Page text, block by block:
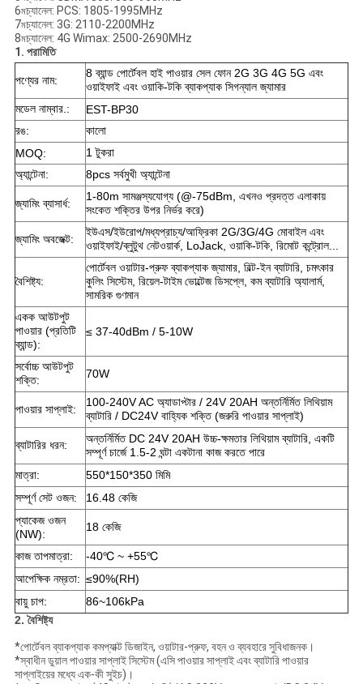
6মচ্যানেল: PCS: 1805-1995MHz
7মচ্যানেল: 3G: 2110-2200MHz
8মচ্যানেল: 4G Wimax: 2500-2690MHz
1. পরামিতি
পণ্যের নাম:
8 ব্যান্ড পোর্টেবল হাই পাওয়ার সেল ফোন 2G 3G 4G 5G এবং
ওয়াইফাই এবং ওয়াকি-টকি ব্যাকপ্যাক সিগন্যাল জ্যামার
মডেল নাম্বার.:
EST-BP30
রঙ:
কালো
MOQ:
1 টুকরা
অ্যান্টেনা:
8pcs সর্বমুখী অ্যান্টেনা
জ্যামিং ব্যাসার্ধ:
1-80m সামঞ্জস্যযোগ্য (@-75dBm, এখনও প্রদত্ত এলাকায়
সংকেত শক্তির উপর নির্ভর করে)
জ্যামিং অবজেক্ট:
ইউএস/ইউরোপ/মধ্যপ্রাচ্য/আফ্রিকা 2G/3G/4G মোবাইল এবং
ওয়াইফাই/ব্লুটুথ নেটওয়ার্ক, LoJack, ওয়াকি-টকি, রিমোট কন্ট্রোল...
বৈশিষ্ট্য:
পোর্টেবল ওয়াটার-প্রুফ ব্যাকপ্যাক জ্যামার, বিল্ট-ইন ব্যাটারি, চমৎকার
কুলিং সিস্টেম, রিয়েল-টাইম ভোল্টেজ ডিসপ্লে, কম ব্যাটারি অ্যালার্ম,
সামরিক গুণমান
একক আউটপুট
পাওয়ার (প্রতিটি
ব্যান্ড):
≤ 37-40dBm / 5-10W
সর্বোচ্চ আউটপুট
শক্তি:
70W
পাওয়ার সাপ্লাই:
100-240V AC অ্যাডাপ্টার / 24V 20AH অন্তর্নির্মিত লিথিয়াম
ব্যাটারি / DC24V বাহ্যিক শক্তি (জরুরি পাওয়ার সাপ্লাই)
ব্যাটারির ধরন:
অন্তর্নির্মিত DC 24V 20AH উচ্চ-ক্ষমতার লিথিয়াম ব্যাটারি, একটি
সম্পূর্ণ চার্জে 1.5-2 ঘন্টা একটানা কাজ করতে পারে
মাত্রা:
550*150*350 মিমি
সম্পূর্ণ সেট ওজন:
16.48 কেজি
প্যাকেজ ওজন
(NW):
18 কেজি
কাজ তাপমাত্রা:
-40℃ ~ +55℃
আপেক্ষিক নম্রতা: ≤90%(RH)
বায়ু চাপ:
86~106kPa
2. বৈশিষ্ট্য
*পোর্টেবল ব্যাকপ্যাক কমপ্যাক্ট ডিজাইন, ওয়াটার-প্রুফ, বহন ও ব্যবহারে সুবিধাজনক।
*স্বাধীন ডুয়াল পাওয়ার সাপ্লাই সিস্টেম (এসি পাওয়ার সাপ্লাই এবং ব্যাটারি পাওয়ার
সাপ্লাইয়ের মধ্যে এক-কী সুইচ)।